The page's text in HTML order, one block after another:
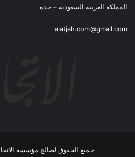
المملكة العربية السعودية – جدة
alatjah.com@gmail.com
جميع الحقوق لصالح مؤسسة